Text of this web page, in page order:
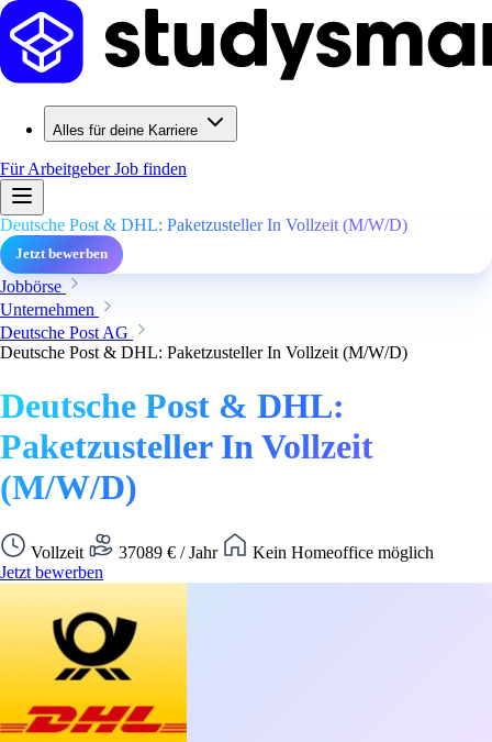
Alles für deine Karriere
Für ArbeitgeberJob finden
Deutsche Post & DHL: Paketzusteller In Vollzeit (M/W/D)
Jetzt bewerben
Jobbörse
Unternehmen
Deutsche Post AG
Deutsche Post & DHL: Paketzusteller In Vollzeit (M/W/D)
Deutsche Post & DHL:
Paketzusteller In Vollzeit
(M/W/D)
Vollzeit 37089 € / Jahr
Kein Homeoffice möglich
Jetzt bewerben